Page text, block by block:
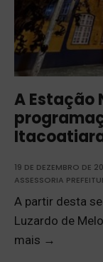
A Estação
19 DE DEZEMBRO DE
ASSESSORIA
A partir desta
Luzardo de
mais →